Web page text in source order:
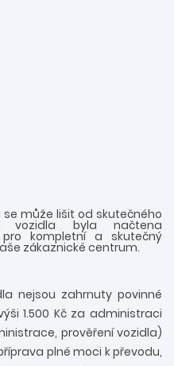
může lišit od skutečného
vozidla byla načtena
kompletní a skutečný
zákaznické centrum.
nejsou zahrnuty povinné
1.500 Kč za administraci
prověření vozidla)
plné moci k převodu,